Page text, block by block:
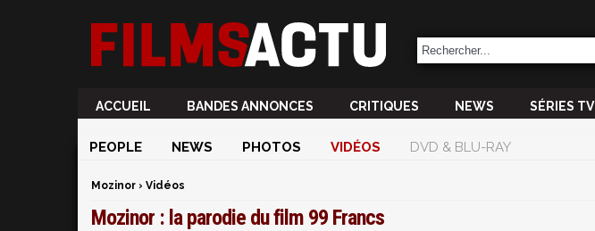
ACCUEIL BANDES ANNONCES CRITIQUES NEWS SÉRIES TV
PEOPLE NEWS PHOTOS VIDÉOS DVD & BLU-RAY
Mozinor › Vidéos
Mozinor : la parodie du film 99 Francs